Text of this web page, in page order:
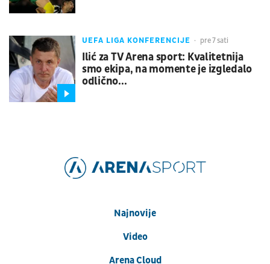
UEFA LIGA KONFERENCIJE pre 7 sati
Ilić za TV Arena sport: Kvalitetnija
smo ekipa, na momente je izgledalo
odlično...
Najnovije
Video
Arena Cloud